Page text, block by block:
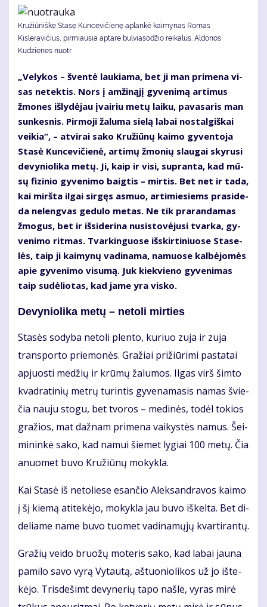
Kružiūniškę Stasę Kuncevičienę aplankė kaimynas Romas
Kisleravičius, pirmiausia aptarė bulviasodžio reikalus. Aldonos
Kudzienes nuotr.
„Ve­ly­kos – šven­tė lau­kia­ma, bet ji man pri­me­na vi­
sas ne­tek­tis. Nors į am­ži­ną­jį gy­ve­ni­mą ar­ti­mus
žmo­nes iš­ly­dė­jau įvai­riu me­tų lai­ku, pa­va­sa­ris man
sun­kes­nis. Pir­mo­ji ža­lu­ma sie­lą la­bai nos­tal­giš­kai
vei­kia“, – at­vi­rai sa­ko Kru­žiū­nų kai­mo gy­ven­to­ja
Sta­sė Kun­ce­vi­čie­nė, ar­ti­mų žmo­nių slau­gai sky­ru­si
de­vy­nio­li­ka me­tų. Ji, kaip ir vi­si, su­pran­ta, kad mū­
sų fi­zi­nio gy­ve­ni­mo baig­tis – mir­tis. Bet net ir ta­da,
kai mirš­ta il­gai sir­gęs as­muo, ar­ti­mie­siems pra­si­de­
da ne­leng­vas ge­du­lo me­tas. Ne tik pra­ran­da­mas
žmo­gus, bet ir iš­si­de­ri­na nu­si­sto­vė­ju­si tvar­ka, gy­
ve­ni­mo rit­mas. Tvar­kin­guo­se iš­skir­ti­niuo­se Sta­se­
lės, taip ji kai­my­nų va­di­na­ma, na­muo­se kal­bė­jo­mės
apie gy­ve­ni­mo vi­su­mą. Juk kiek­vie­no gy­ve­ni­mas
taip su­dė­lio­tas, kad ja­me yra vis­ko.
De­vy­nio­li­ka me­tų – ne­to­li mir­ties
Sta­sės so­dy­ba ne­to­li plen­to, ku­riuo zu­ja ir zu­ja
trans­por­to prie­mo­nės. Gra­žiai pri­žiū­ri­mi pa­sta­tai
ap­juos­ti me­džių ir krū­mų ža­lu­mos. Il­gas virš šim­to
kvad­ra­ti­nių met­rų tu­rin­tis gy­ve­na­ma­sis na­mas švie­
čia nau­ju sto­gu, bet tvo­ros – me­di­nės, to­dėl to­kios
gra­žios, mat daž­nam pri­me­na vai­kys­tės na­mus. Šei­
mi­nin­kė sa­ko, kad na­mui šie­met ly­giai 100 me­tų. Čia
anuo­met bu­vo Kru­žiū­nų mo­kyk­la.
Kai Sta­sė iš ne­to­lie­se esan­čio Alek­san­dra­vos kai­mo
į šį kie­mą ati­te­kė­jo, mo­kyk­la jau bu­vo iš­kel­ta. Bet di­
de­lia­me na­me bu­vo tuo­met va­di­na­mų­jų kvar­ti­ran­tų.
Gra­žių vei­do bruo­žų mo­te­ris sa­ko, kad la­bai jau­na
pa­mi­lo sa­vo vy­rą Vy­tau­tą, aš­tuo­nio­li­kos už jo iš­te­
kė­jo. Tris­de­šimt de­vy­ne­rių ta­po naš­le, vy­ras mi­rė